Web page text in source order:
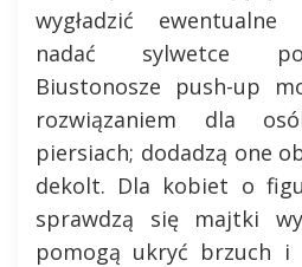
wygładzić ewentualne
nadać sylwetce
Biustonosze push-up
rozwiązaniem dla
piersiach; dodadzą one
dekolt. Dla kobiet o
sprawdzą się majtki
pomogą ukryć brzuch i